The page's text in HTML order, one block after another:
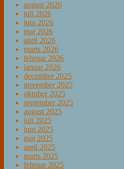
august 2026
juli 2026
juni 2026
maj 2026
april 2026
marts 2026
februar 2026
januar 2026
december 2025
november 2025
oktober 2025
september 2025
august 2025
juli 2025
juni 2025
maj 2025
april 2025
marts 2025
februar 2025